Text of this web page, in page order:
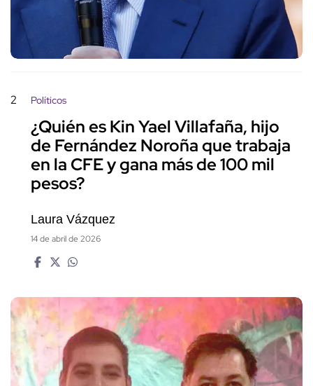
2 Políticos
¿Quién es Kin Yael Villafaña, hijo
de Fernández Noroña que trabaja
en la CFE y gana más de 100 mil
pesos?
Laura Vázquez
14 de abril de 2026